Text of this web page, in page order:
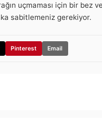
uçmaması için bir bez
sabitlemeniz gerekiyor.
Pinterest Email